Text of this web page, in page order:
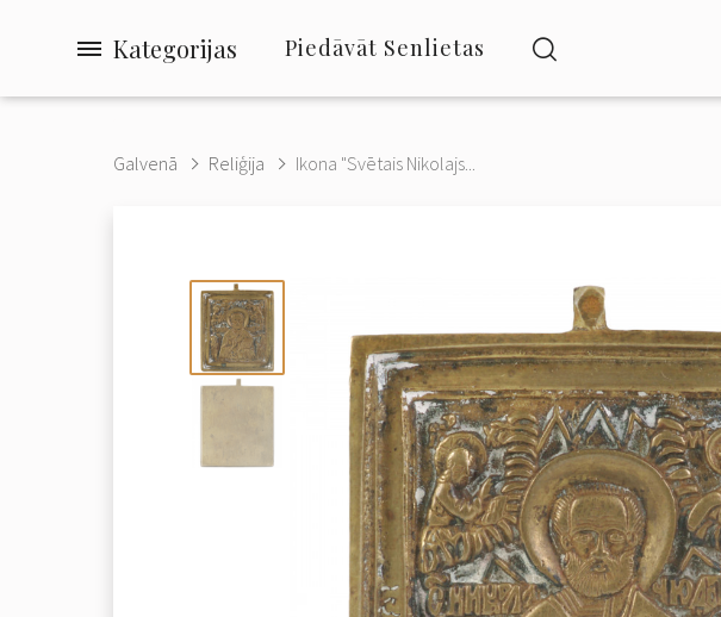
Kategorijas Piedāvāt Senlietas
Galvenā Reliģija Ikona "Svētais Nikolajs...